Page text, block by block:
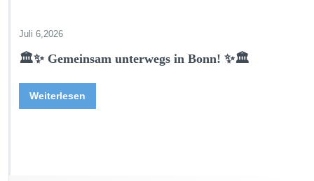
Juli 6,2026
🏛️✨ Gemeinsam unterwegs in Bonn! ✨🏛️
Weiterlesen